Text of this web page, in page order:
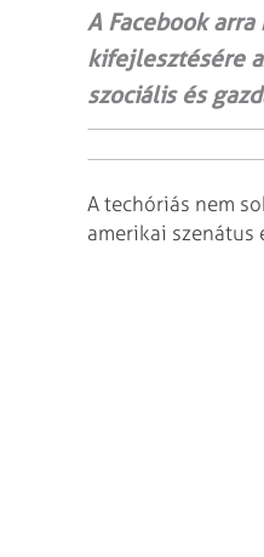
A Facebook
kifejlesztésére
szociális és
A techóriás nem
amerikai